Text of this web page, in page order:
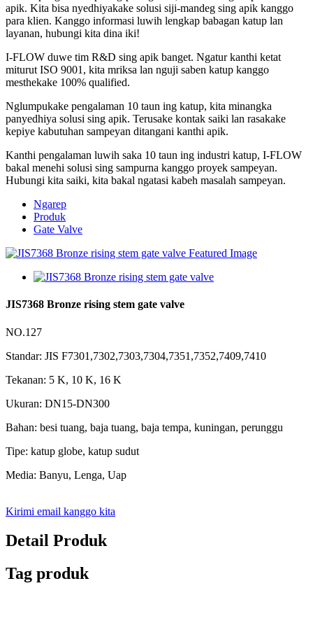
apik. Kita bisa nyedhiyakake solusi siji-mandeg sing apik kanggo
para klien. Kanggo informasi luwih lengkap babagan katup lan
layanan, hubungi kita dina iki!
I-FLOW duwe tim R&D sing apik banget. Ngatur kanthi ketat
miturut ISO 9001, kita mriksa lan nguji saben katup kanggo
mesthekake 100% qualified.
Nglumpukake pengalaman 10 taun ing katup, kita minangka
panyedhiya solusi sing apik. Terusake kontak saiki lan rasakake
kepiye kabutuhan sampeyan ditangani kanthi apik.
Kanthi pengalaman luwih saka 10 taun ing industri katup, I-FLOW
bakal menehi solusi sing sampurna kanggo proyek sampeyan.
Hubungi kita saiki, kita bakal ngatasi kabeh masalah sampeyan.
Ngarep
Produk
Gate Valve
JIS7368 Bronze rising stem gate valve
NO.127
Standar: JIS F7301,7302,7303,7304,7351,7352,7409,7410
Tekanan: 5 K, 10 K, 16 K
Ukuran: DN15-DN300
Bahan: besi tuang, baja tuang, baja tempa, kuningan, perunggu
Tipe: katup globe, katup sudut
Media: Banyu, Lenga, Uap
Kirimi email kanggo kita
Detail Produk
Tag produk